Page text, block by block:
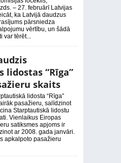
– 27. februārī Latvijas
ka Latvijā daudzus
pārsniedza
vērtību, un šādā
var tērēt...
“Rīga”
skaits
lidosta “Rīga”
pasažieru, salīdzinot
Starptautiskā lidostu
Vienlaikus Eiropas
satiksmes apjoms ir
ar 2008. gada janvāri.
apkalpoto pasažieru